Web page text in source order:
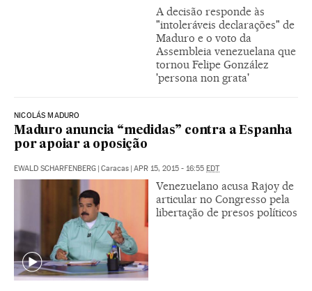
A decisão responde às
"intoleráveis declarações" de
Maduro e o voto da
Assembleia venezuelana que
tornou Felipe González
'persona non grata'
NICOLÁS MADURO
Maduro anuncia “medidas” contra a Espanha
por apoiar a oposição
EWALD SCHARFENBERG | Caracas | APR 15, 2015 - 16:55 EDT
Venezuelano acusa Rajoy de
articular no Congresso pela
libertação de presos políticos